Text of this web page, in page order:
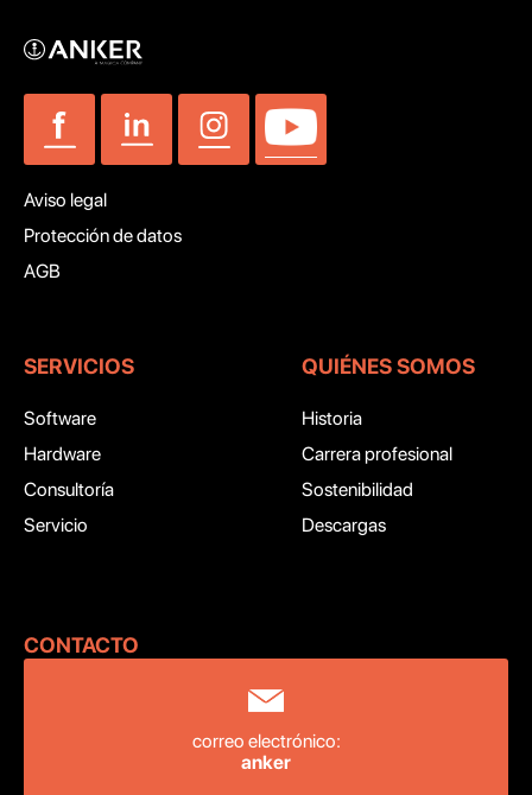
Aviso legal
Protección de datos
AGB
SERVICIOS
Software
Hardware
Consultoría
Servicio
QUIÉNES SOMOS
Historia
Carrera profesional
Sostenibilidad
Descargas
CONTACTO ‍
correo electrónico:
anker